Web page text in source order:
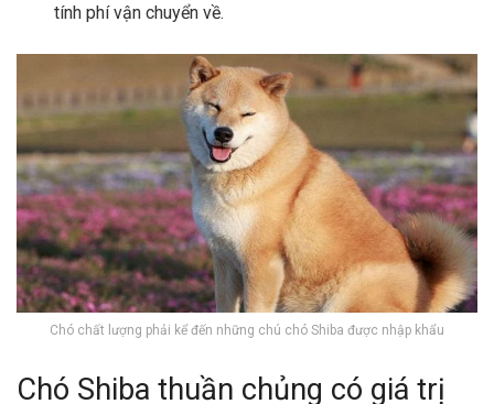
tính phí vận chuyển về.
Chó chất lượng phải kể đến những chú chó Shiba được nhập khẩu
Chó Shiba thuần chủng có giá trị